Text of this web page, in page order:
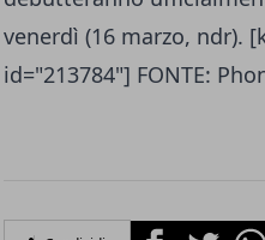
venerdì (16 marzo, ndr).
id="213784"] FONTE:
FacebookTwitter